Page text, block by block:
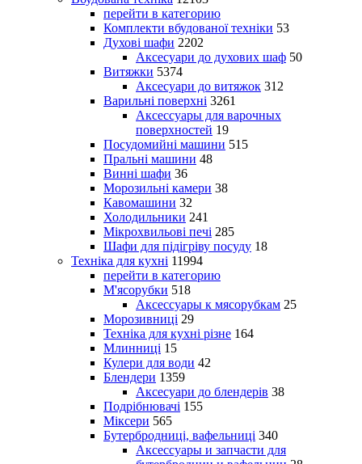
перейти в категорию
Комплекти вбудованої техніки 53
Духові шафи 2202
Аксесуари до духових шаф 50
Витяжки 5374
Аксесуари до витяжок 312
Варильні поверхні 3261
Аксессуары для варочных
поверхностей 19
Посудомийні машини 515
Пральні машини 48
Винні шафи 36
Морозильні камери 38
Кавомашини 32
Холодильники 241
Мікрохвильові печі 285
Шафи для підігріву посуду 18
Техніка для кухні 11994
перейти в категорию
М'ясорубки 518
Аксессуары к мясорубкам 25
Морозивниці 29
Техніка для кухні різне 164
Млинниці 15
Кулери для води 42
Блендери 1359
Аксесуари до блендерів 38
Подрібнювачі 155
Міксери 565
Бутербродниці, вафельниці 340
Аксессуары и запчасти для